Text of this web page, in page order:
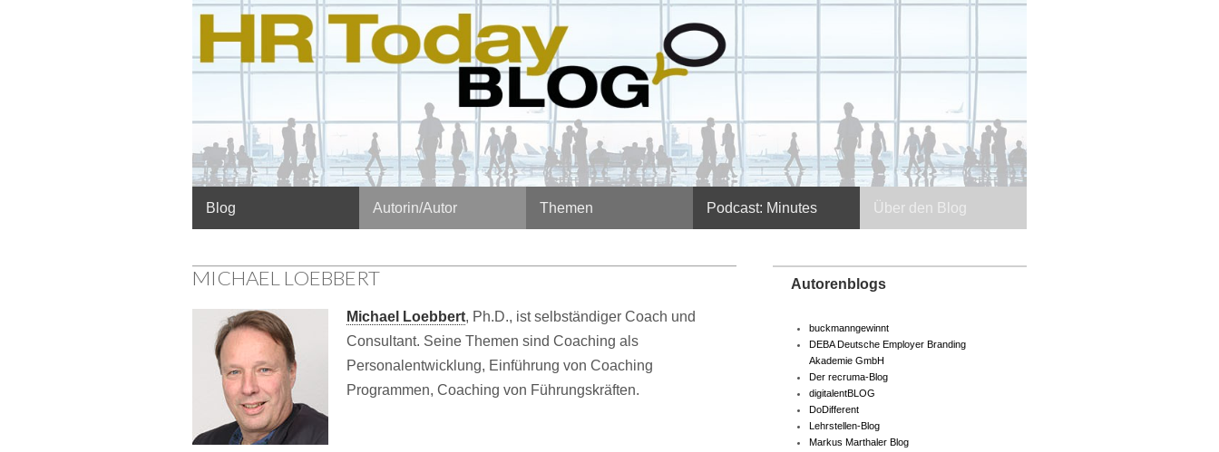
Hauptmenü
Blog Autorin/Autor Themen Podcast: Minutes Über den Blog
MICHAEL LOEBBERT
Michael Loebbert, Ph.D., ist selbständiger Coach und
Consultant. Seine Themen sind Coaching als
Personalentwicklung, Einführung von Coaching
Programmen, Coaching von Führungskräften.
Autorenblogs
buckmanngewinnt
DEBA Deutsche Employer Branding
Akademie GmbH
Der recruma-Blog
digitalentBLOG
DoDifferent
Lehrstellen-Blog
Markus Marthaler Blog